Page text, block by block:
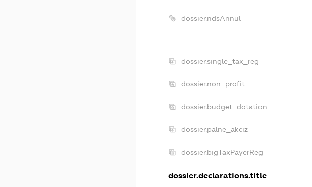
dossier.ndsAnnul
dossier.single_tax_reg
dossier.non_profit
dossier.budget_dotation
dossier.palne_akciz
dossier.bigTaxPayerReg
dossier.declarations.title